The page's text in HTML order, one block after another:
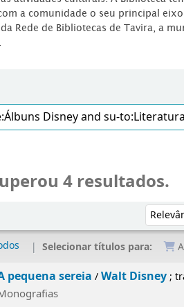
a comunidade o seu principal eixo
Rede de Bibliotecas de Tavira, a
4 resultados.
Selecionar títulos para:
pequena sereia /Walt Disney;